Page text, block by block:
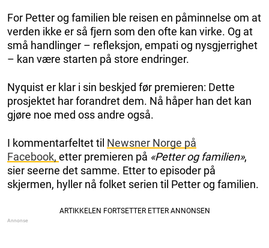
For Petter og familien ble reisen en påminnelse om at
verden ikke er så fjern som den ofte kan virke. Og at
små handlinger – refleksjon, empati og nysgjerrighet
– kan være starten på store endringer.
Nyquist er klar i sin beskjed før premieren: Dette
prosjektet har forandret dem. Nå håper han det kan
gjøre noe med oss andre også.
I kommentarfeltet til Newsner Norge på
Facebook, etter premieren på «Petter og familien»,
sier seerne det samme. Etter to episoder på
skjermen, hyller nå folket serien til Petter og familien.